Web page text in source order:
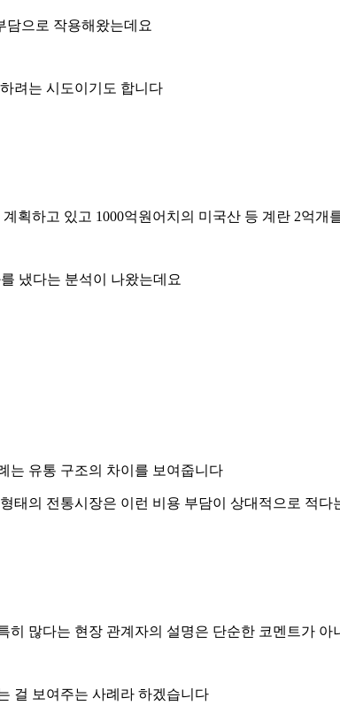
담으로 작용해왔는데요
려는 시도이기도 합니다
획하고 있고 1000억원어치의 미국산 등 계란 2억
냈다는 분석이 나왔는데요
는 유통 구조의 차이를 보여줍니다
의 전통시장은 이런 비용 부담이 상대적으로 적
많다는 현장 관계자의 설명은 단순한 코멘트가
걸 보여주는 사례라 하겠습니다